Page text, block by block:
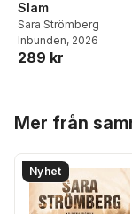
Slam
Sara Strömberg
Inbunden, 2026
289 kr
Mer från
Nyhet